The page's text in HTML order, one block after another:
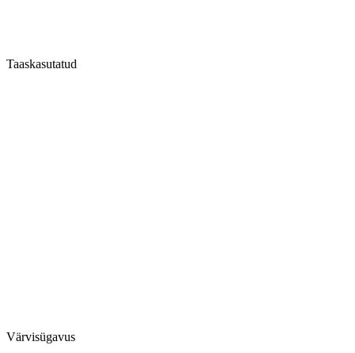
Taaskasutatud
Värvisügavus